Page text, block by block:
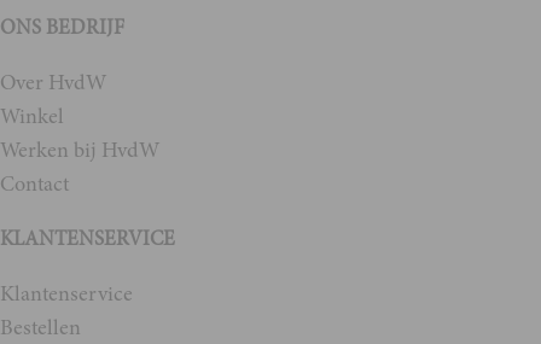
ONS BEDRIJF
Over HvdW
Winkel
Werken bij HvdW
Contact
KLANTENSERVICE
Klantenservice
Bestellen